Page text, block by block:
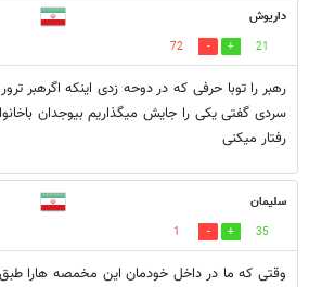
داریوش
21
72
رهبر را توبا حرفی که در دوحه زدی اینکه اگرهبر
سردی گفتی یکی را جایش میگذاریم بیوجدان
رفتار میکنی
سلیمان
35
1
وقتی که ما ‌در داخل خودمان این مخمصه هارا طبق